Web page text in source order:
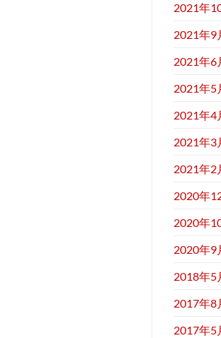
2021年
2021年9
2021年6
2021年5
2021年4
2021年3
2021年2
2020年
2020年
2020年9
2018年5
2017年8
2017年5